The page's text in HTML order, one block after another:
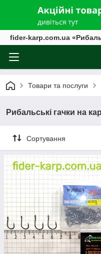
fider-karp.com.ua
Товари та послуги
Рибальські гачки на
Сортування